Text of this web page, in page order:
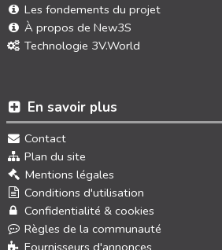
En savoir plus
Contact
Plan du site
Mentions légales
Conditions d'utilisation
Confidentialité & cookies
Règles de la communauté
Les fondements du projet
À propos de New3S
Technologie 3V.World